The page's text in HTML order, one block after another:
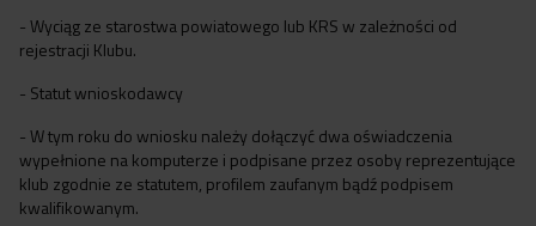
- Wyciąg ze starostwa powiatowego lub KRS w zależności od
rejestracji Klubu.
- Statut wnioskodawcy
- W tym roku do wniosku należy dołączyć dwa oświadczenia
wypełnione na komputerze i podpisane przez osoby reprezentujące
klub zgodnie ze statutem, profilem zaufanym bądź podpisem
kwalifikowanym.